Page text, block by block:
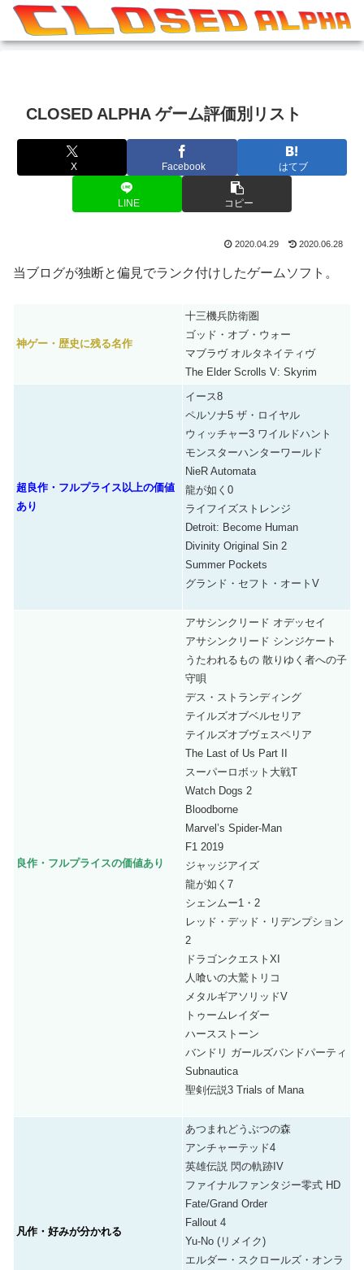
CLOSED ALPHA ゲーム評価別リスト
X Facebook はてブ
LINE コピー
2020.04.29 2020.06.28
当ブログが独断と偏見でランク付けしたゲームソフト。
神ゲー・歴史に残る名作
十三機兵防衛圏
ゴッド・オブ・ウォー
マブラヴ オルタネイティヴ
The Elder Scrolls V: Skyrim
超良作・フルプライス以上の価値
あり
イース8
ペルソナ5 ザ・ロイヤル
ウィッチャー3 ワイルドハント
モンスターハンターワールド
NieR Automata
龍が如く0
ライフイズストレンジ
Detroit: Become Human
Divinity Original Sin 2
Summer Pockets
グランド・セフト・オートV
良作・フルプライスの価値あり
アサシンクリード オデッセイ
アサシンクリード シンジケート
うたわれるもの 散りゆく者への子
守唄
デス・ストランディング
テイルズオブベルセリア
テイルズオブヴェスペリア
The Last of Us Part II
スーパーロボット大戦T
Watch Dogs 2
Bloodborne
Marvel’s Spider-Man
F1 2019
ジャッジアイズ
龍が如く7
シェンムー1・2
レッド・デッド・リデンプション
2
ドラゴンクエストXI
人喰いの大鷲トリコ
メタルギアソリッドV
トゥームレイダー
ハースストーン
バンドリ ガールズバンドパーティ
Subnautica
聖剣伝説3 Trials of Mana
凡作・好みが分かれる
あつまれどうぶつの森
アンチャーテッド4
英雄伝説 閃の軌跡IV
ファイナルファンタジー零式 HD
Fate/Grand Order
Fallout 4
Yu-No (リメイク)
エルダー・スクロールズ・オンラ